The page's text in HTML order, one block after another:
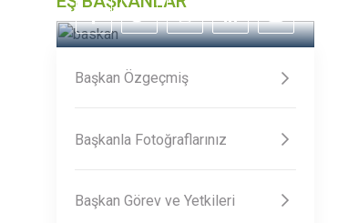
Başkan Özgeçmiş
Başkanla Fotoğraflarınız
Başkan Görev ve Yetkileri